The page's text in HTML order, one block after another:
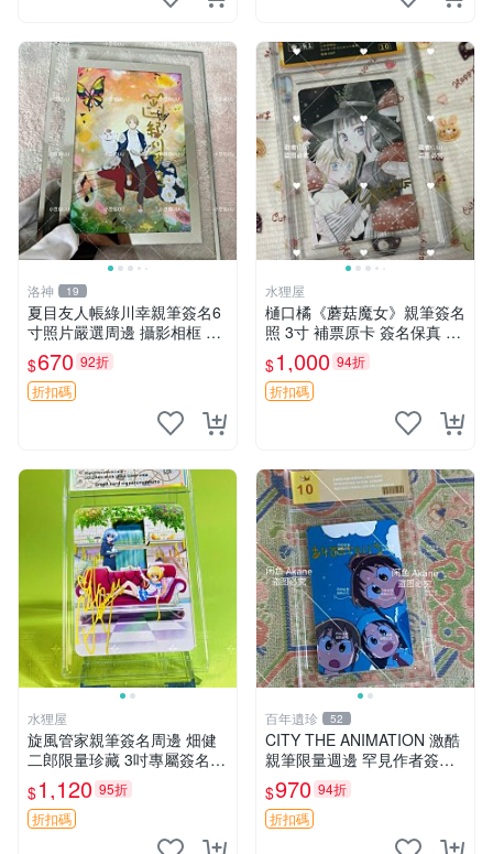
洛神 19
夏目友人帳綠川幸親筆簽名6
寸照片嚴選周邊 攝影相框 網
路認證 夏目友人帳收藏 簽名
照 6寸
$670 92折
折扣碼
水狸屋
樋口橘《蘑菇魔女》親筆簽名
照 3寸 補票原卡 簽名保真 收
藏推薦 蘑菇魔女 樋口橘 照片
$1,000 94折
折扣碼
水狸屋
旋風管家親筆簽名周邊 畑健
二郎限量珍藏 3吋專屬簽名照
日本正版中古 正規卡磚附送
旋風管家 畑健二郎 簽名照
$1,120 95折
折扣碼
百年遺珍 52
CITY THE ANIMATION 激酷
親筆限量週邊 罕見作者簽名
收藏 現代潮流擺飾 9x9cm 專
家推薦 國際珍藏款 周邊 照片
周邊 尺寸 收藏品
$970 94折
折扣碼